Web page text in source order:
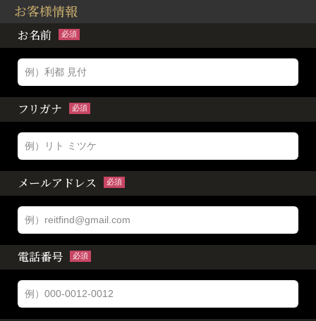
お客様情報
お名前 必須
フリガナ 必須
メールアドレス 必須
電話番号 必須